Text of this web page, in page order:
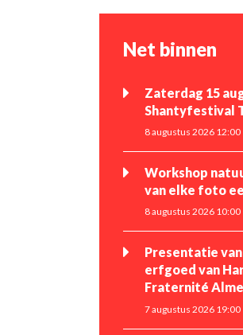
Net binnen
Zaterdag 15
Shantyfestival
8 augustus 2026 12:00
Workshop
van elke foto
8 augustus 2026 10:00
Presentatie
erfgoed van
Fraternité
7 augustus 2026 19:00